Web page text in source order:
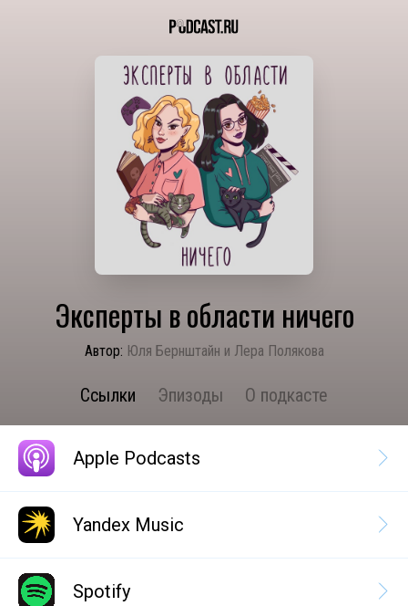
Эксперты в области ничего
Автор: Юля Бернштайн и Лера Полякова
Ссылки Эпизоды О подкасте
Apple Podcasts
Yandex Music
Spotify